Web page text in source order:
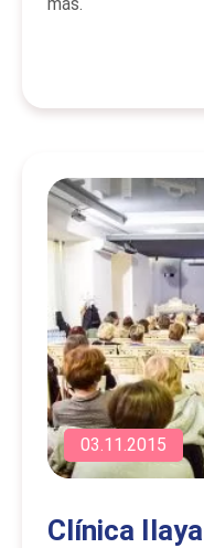
03.11.2015
Clínica